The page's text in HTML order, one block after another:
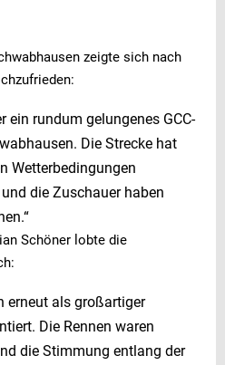
zeigte sich nach
ein rundum gelungenes GCC-
Die Strecke hat
Wetterbedingungen
die Zuschauer haben
Schöner lobte die
erneut als großartiger
Die Rennen waren
die Stimmung entlang der